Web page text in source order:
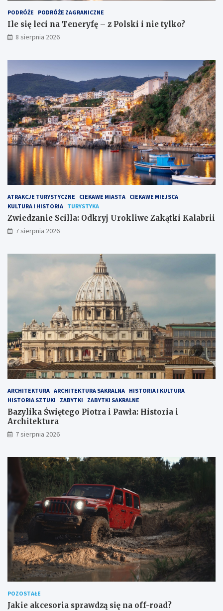
PODRÓŻE PODRÓŻE ZAGRANICZNE
Ile się leci na Teneryfę – z Polski i nie tylko?
8 sierpnia 2026
ATRAKCJE TURYSTYCZNE CIEKAWE MIASTA CIEKAWE MIEJSCA
KULTURA I HISTORIA TURYSTYKA
Zwiedzanie Scilla: Odkryj Urokliwe Zakątki Kalabrii
7 sierpnia 2026
ARCHITEKTURA ARCHITEKTURA SAKRALNA HISTORIA I KULTURA
HISTORIA SZTUKI
ZABYTKI ZABYTKI SAKRALNE
Bazylika Świętego Piotra i Pawła: Historia i
Architektura
7 sierpnia 2026
POZOSTAŁE
Jakie akcesoria sprawdzą się na off-road?